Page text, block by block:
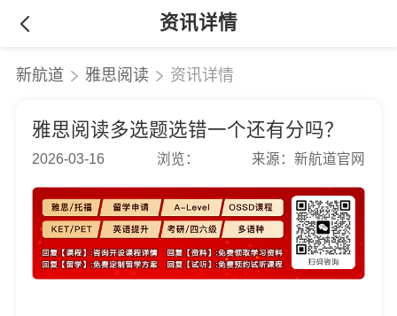
资讯详情
新航道 雅思阅读 资讯详情
雅思阅读多选题选错一个还有分吗？
2026-03-16 浏览： 来源：新航道官网